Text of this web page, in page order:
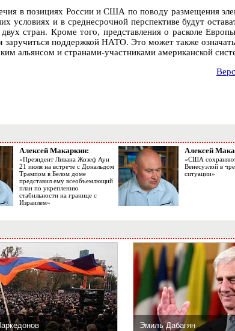
в позициях России и США по поводу размещения
и в среднесрочной перспективе будут
стран. Кроме того, представления о расколе
поддержкой НАТО. Это может также
альянсом и странами-участниками американской
Алексей Макаркин:
«Президент Ливана Жозеф Аун
21 июля на встрече с Дональдом
Трампом в Белом доме
представил ему всеобъемлющий
план по укреплению
стабильности на границе с
Израилем»
Алексей
«США
Венесуэлой в
ситуации»
Эмиль Дабагян